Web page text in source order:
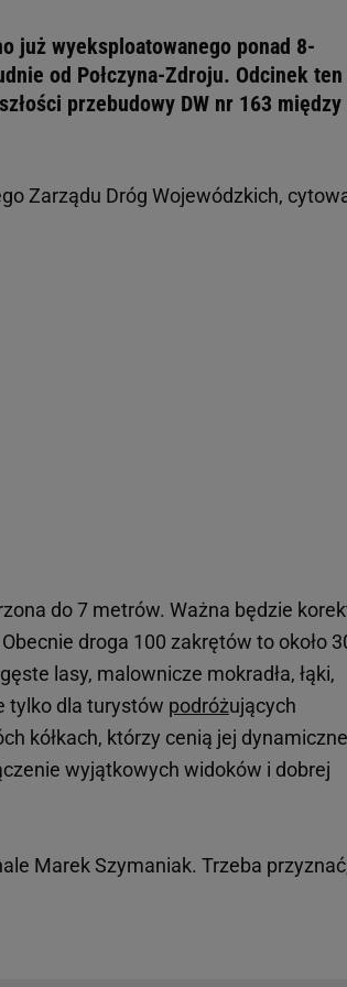
już wyeksploatowanego ponad 8-
od Połczyna-Zdroju. Odcinek ten
przebudowy DW nr 163 między
Zarządu Dróg Wojewódzkich,
do 7 metrów. Ważna będzie
droga 100 zakrętów to około
lasy, malownicze mokradła, łąki,
tylko dla turystów podróżujących
kółkach, którzy cenią jej
wyjątkowych widoków i dobrej
Marek Szymaniak. Trzeba